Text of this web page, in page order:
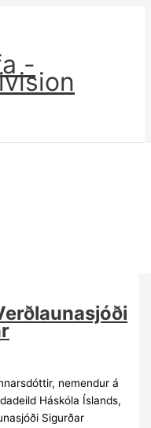
-
nemendur á
Háskóla Íslands,
Sigurðar